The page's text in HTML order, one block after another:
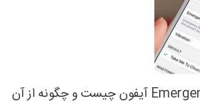
قابلیت Emergency Bypass آیفون چیست و چگونه از آن